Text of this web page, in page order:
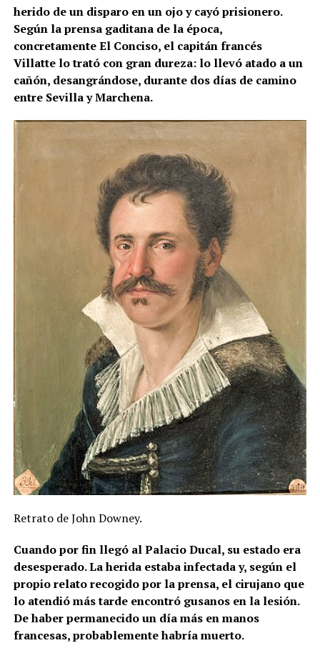
herido de un disparo en un ojo y cayó prisionero.
Según la prensa gaditana de la época,
concretamente El Conciso, el capitán francés
Villatte lo trató con gran dureza: lo llevó atado a un
cañón, desangrándose, durante dos días de camino
entre Sevilla y Marchena.
Retrato de John Downey.
Cuando por fin llegó al Palacio Ducal, su estado era
desesperado. La herida estaba infectada y, según el
propio relato recogido por la prensa, el cirujano que
lo atendió más tarde encontró gusanos en la lesión.
De haber permanecido un día más en manos
francesas, probablemente habría muerto.